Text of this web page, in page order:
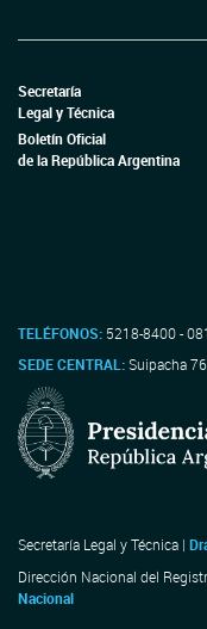
Secretaría
Legal y Técnica
Boletín Oficial
de la República Argentina
TELÉFONOS: 5218-8400 -
SEDE CENTRAL:Suipacha
Secretaría Legal y Técnica |
Dirección Nacional del
Nacional